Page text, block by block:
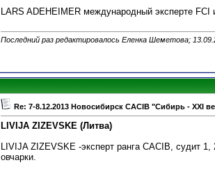
LARS ADEHEIMER международный эксперте
Последний раз редактировалось Еленка Шеметова;
Re: 7-8.12.2013 Новосибирск CACIB "Сибирь - XXI
LIVIJA ZIZEVSKE (Литва)
LIVIJA ZIZEVSKE -эксперт ранга CACIB, судит
овчарки.